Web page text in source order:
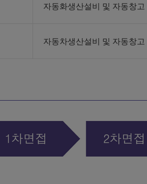
자동화생산설비 및 자동창
자동차생산설비 및 자동창